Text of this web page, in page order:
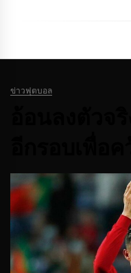
ข่าวฟุตบอล